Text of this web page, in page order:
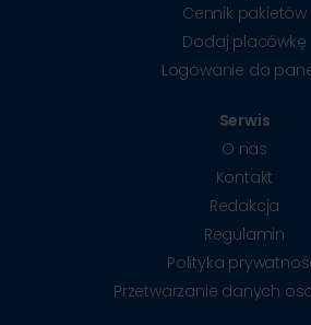
Cennik pakietów
Dodaj placówkę
Logowanie do
Serwis
O nas
Kontakt
Redakcja
Regulamin
Polityka
Przetwarzanie danych